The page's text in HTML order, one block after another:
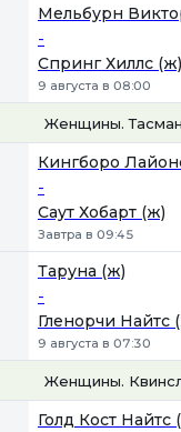
Мельбурн
-
Спринг Хиллс (ж)
9 августа в 08:00
Женщины.
Кингборо
-
Саут Хобарт (ж)
Завтра в 09:45
Таруна (ж)
-
Гленорчи Найтс
9 августа в 07:30
Женщины.
Голд Кост Найтс